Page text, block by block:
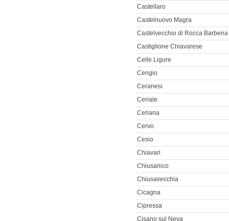
Castellaro
Castelnuovo Magra
Castelvecchio di Rocca Barbena
Castiglione Chiavarese
Celle Ligure
Cengio
Ceranesi
Ceriale
Ceriana
Cervo
Cesio
Chiavari
Chiusanico
Chiusavecchia
Cicagna
Cipressa
Cisano sul Neva